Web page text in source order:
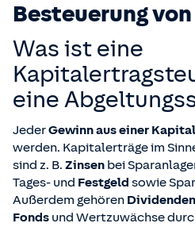
Besteuerung
Was ist eine
eine
JederGewinn aus einer
werden. Kapitalerträge im
sind z. B. Zinsen bei
Tages- und Festgeld sowie
Außerdem gehören
Fonds und Wertzuwächse